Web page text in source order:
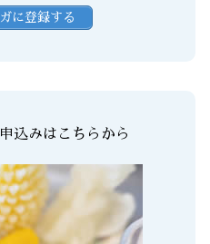
に登録する
込みはこちらから